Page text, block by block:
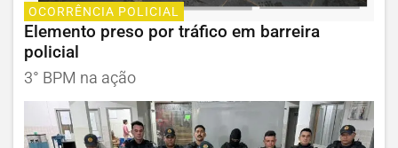
OCORRÊNCIA POLICIAL
Elemento preso por tráfico em barreira
policial
3° BPM na ação